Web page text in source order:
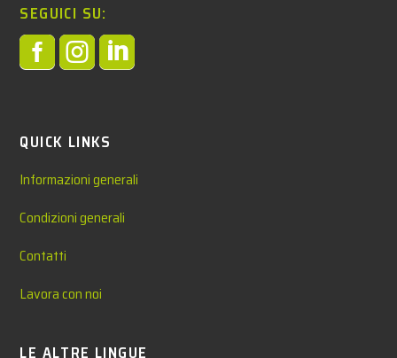
SEGUICI SU:

QUICK LINKS
Informazioni generali
Condizioni generali
Contatti
Lavora con noi
LE ALTRE LINGUE